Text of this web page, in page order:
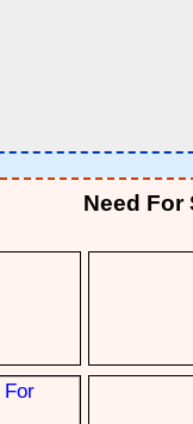
Need For